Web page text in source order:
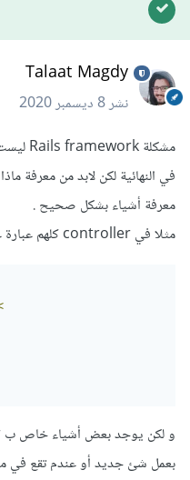
Talaat Magdy
نشر8 ديسمبر 2020
في النهائية لكن لابد من معرفة
معرفة أشياء بشكل صحيح .
مثلا في controller كلهم عبارة عن دوال مثل أي كود روبي
<
بعمل شئ جديد أو عندم تقع في